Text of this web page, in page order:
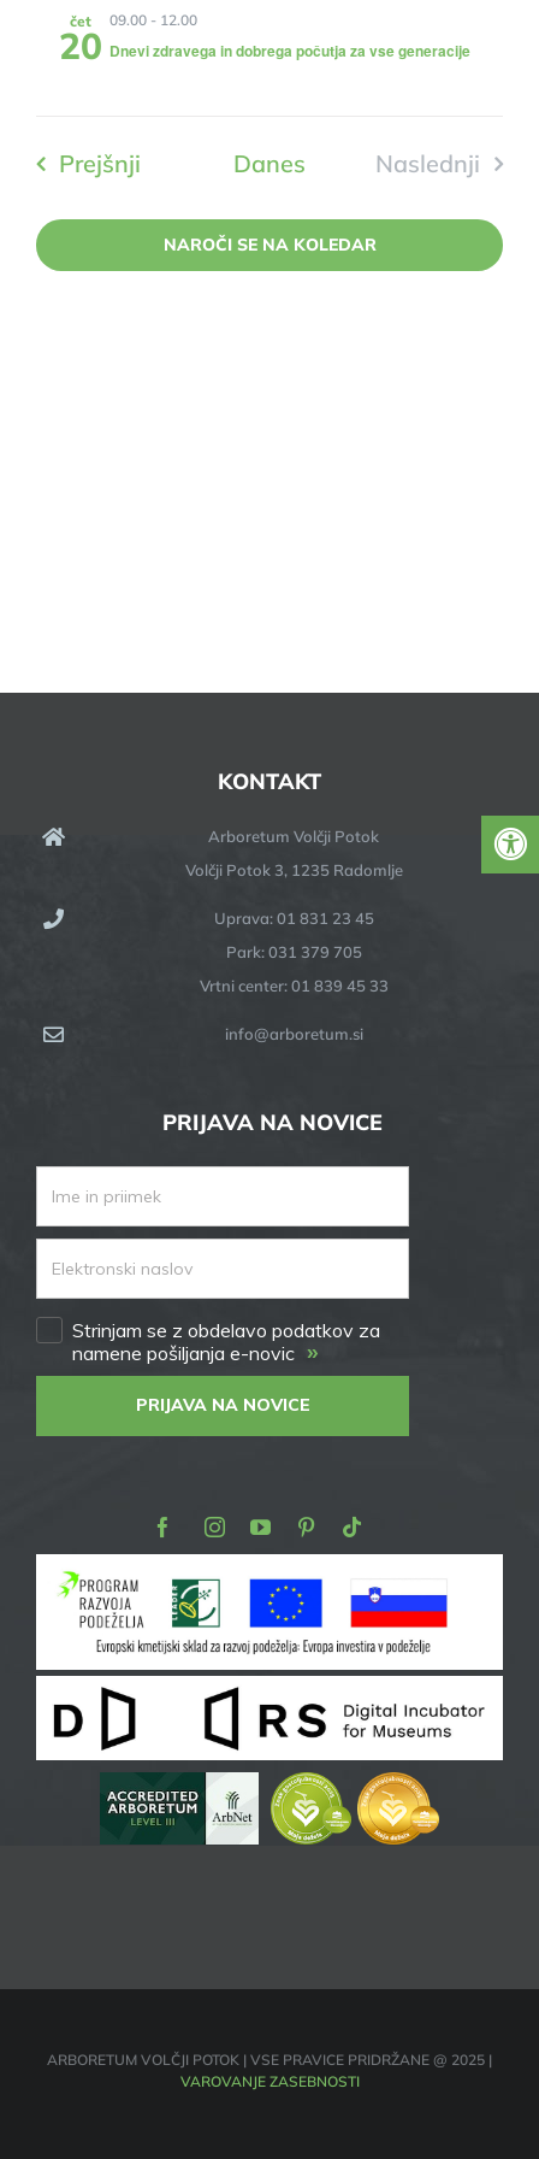
čet
20
09.00 - 12.00
Dnevi zdravega in dobrega počutja za vse generacije
PrejšnjiDogodki Danes
Naslednji
NAROČI SE NA KOLEDAR
KONTAKT
Arboretum Volčji Potok
Volčji Potok 3, 1235 Radomlje
Uprava: 01 831 23 45
Park: 031 379 705
Vrtni center: 01 839 45 33
info@arboretum.si
PRIJAVA NA NOVICE
Strinjam se z obdelavo podatkov za
namene pošiljanja e-novic »
PRIJAVA NA NOVICE
FacebookInstagram
YoutubePinterest
ARBORETUM VOLČJI POTOK | VSE PRAVICE PRIDRŽANE @ 2025 |
VAROVANJE ZASEBNOSTI